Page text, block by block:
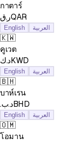
กาตาร์
ر.قQAR
English العربية
🇰🇼
คูเวต
د.كKWD
English العربية
🇧🇭
บาห์เรน
.د.بBHD
English العربية
🇴🇲
โอมาน